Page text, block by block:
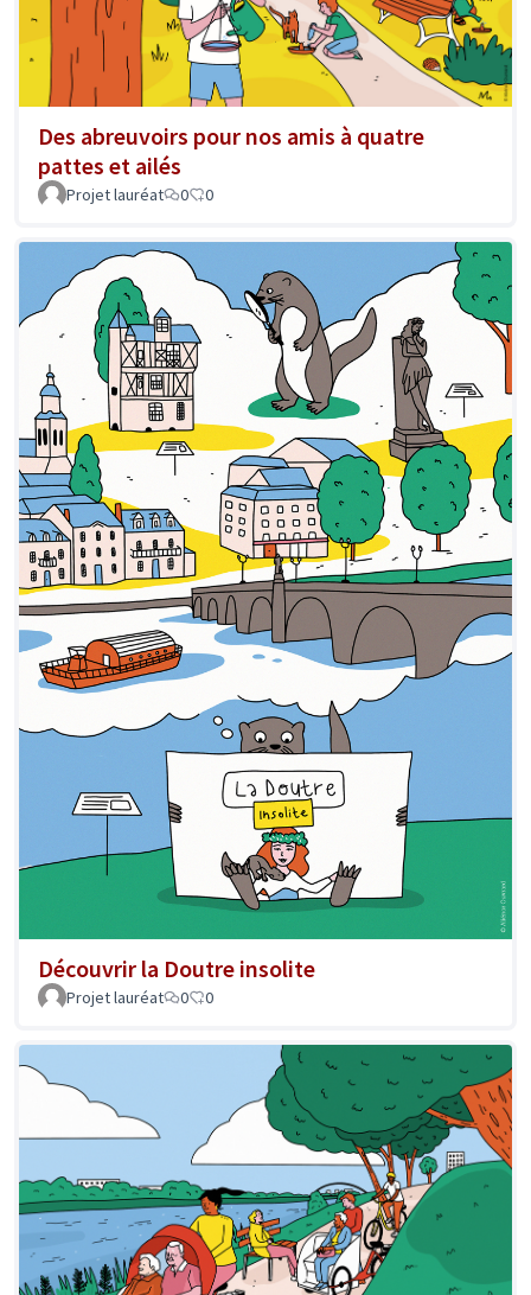
Des abreuvoirs pour nos amis à quatre
pattes et ailés
Projet lauréat 0 0
Découvrir la Doutre insolite
Projet lauréat 0 0